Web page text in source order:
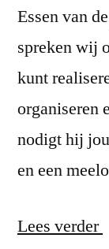
Essen van
spreken wij
kunt
organiseren
nodigt hij
en een
Lees verder